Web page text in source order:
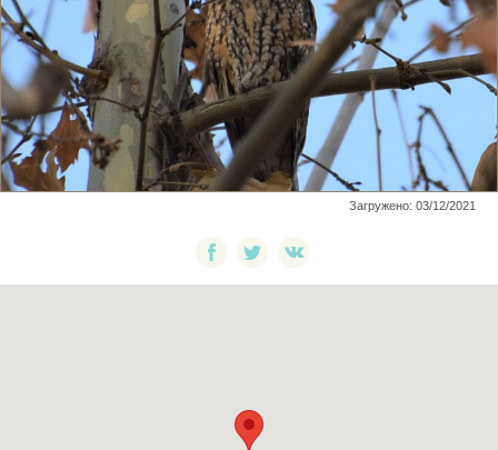
Загружено: 03/12/2021